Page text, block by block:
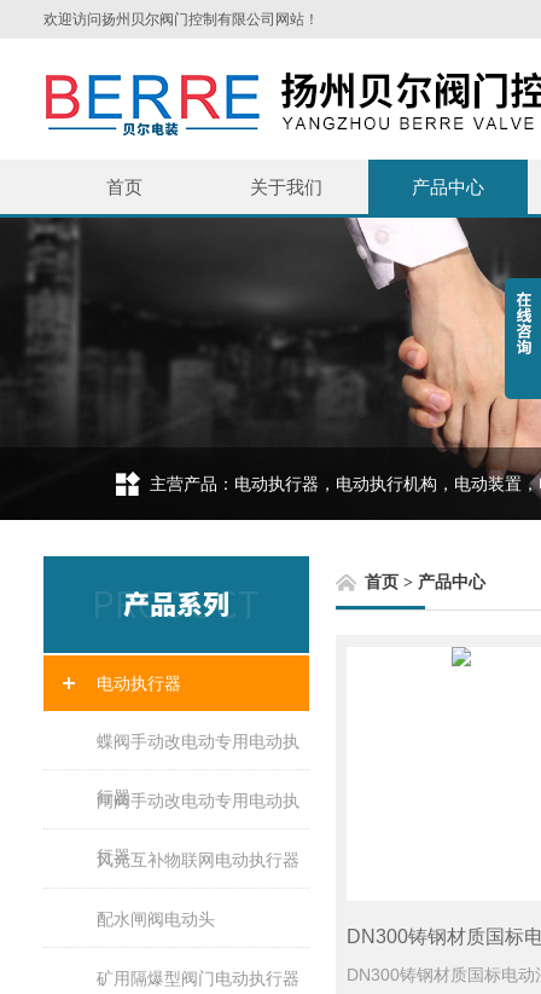
欢迎访问扬州贝尔阀门控制有限公司网站！
首页 关于我们 产品中心
主营产品：电动执行器，电动执行机构，电动装置
电动执行器
蝶阀手动改电动专用电动执
行器
闸阀手动改电动专用电动执
行器
风光互补物联网电动执行器
配水闸阀电动头
矿用隔爆型阀门电动执行器
首页> 产品中心